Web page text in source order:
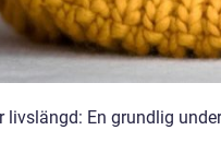
livslängd: En grundlig